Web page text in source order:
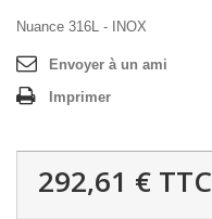
Nuance 316L - INOX
Envoyer à un ami
Imprimer
292,61 € TTC